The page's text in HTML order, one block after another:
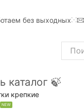
без выходных
Search
каталог 🍃
крепкие
NEW